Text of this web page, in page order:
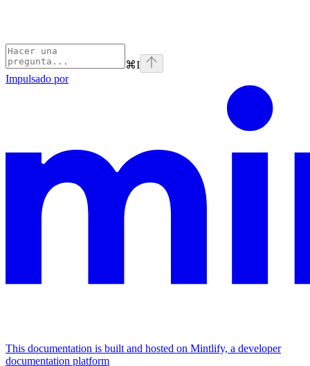
⌘I
Impulsado por
This documentation is built and hosted on Mintlify, a developer
documentation platform